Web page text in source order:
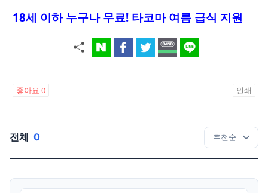
18세 이하 누구나 무료! 타코마 여름 급식 지원
좋아요 0 인쇄
전체 0